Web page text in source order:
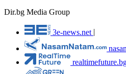
Dir.bg Media Group
3e-news.net